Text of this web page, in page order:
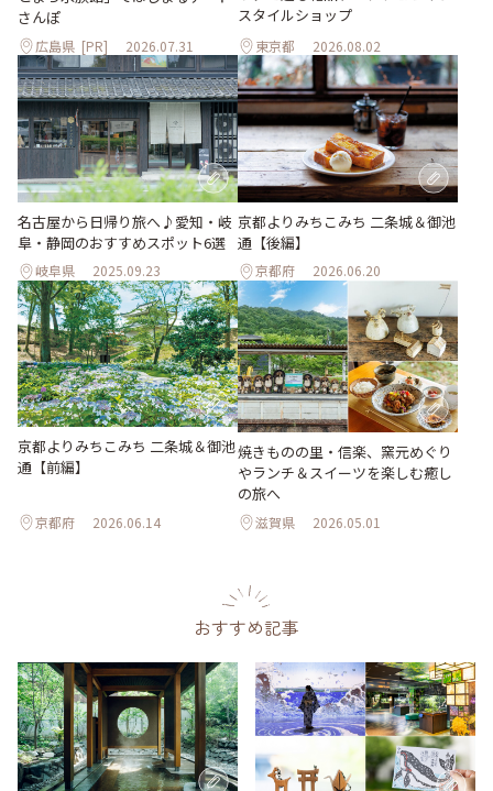
さんぽ
広島県 [PR] 2026.07.31
スタイルショップ
東京都 2026.08.02
名古屋から日帰り旅へ♪愛知・岐
阜・静岡のおすすめスポット6選
岐阜県 2025.09.23
京都よりみちこみち 二条城＆御池
通【後編】
京都府 2026.06.20
京都よりみちこみち 二条城＆御池
通【前編】
京都府 2026.06.14
焼きものの里・信楽、窯元めぐり
やランチ＆スイーツを楽しむ癒し
の旅へ
滋賀県 2026.05.01
おすすめ記事